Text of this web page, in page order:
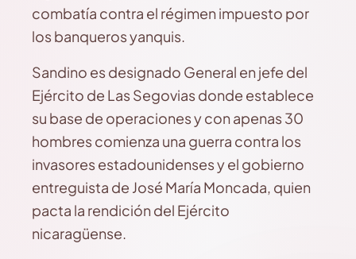
combatía contra el régimen impuesto por
los banqueros yanquis.
Sandino es designado General en jefe del
Ejército de Las Segovias donde establece
su base de operaciones y con apenas 30
hombres comienza una guerra contra los
invasores estadounidenses y el gobierno
entreguista de José María Moncada, quien
pacta la rendición del Ejército
nicaragüense.